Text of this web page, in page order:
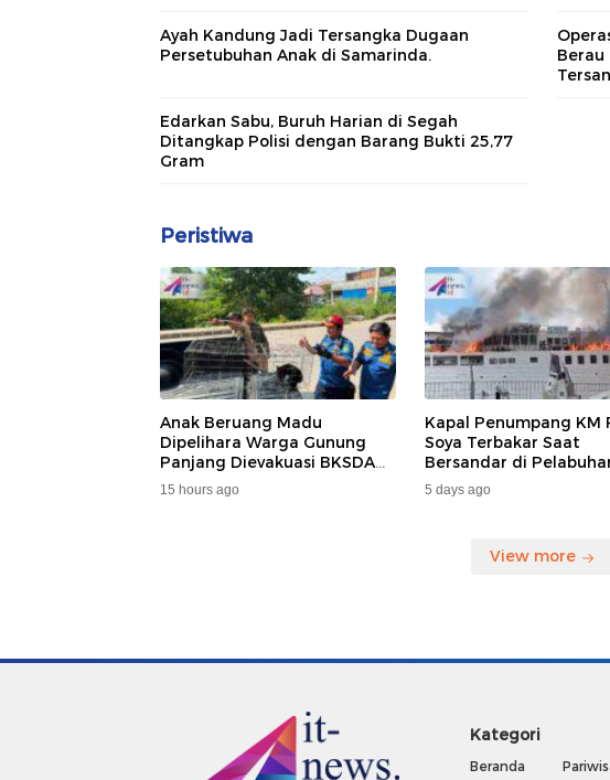
Ayah Kandung Jadi Tersangka Dugaan
Persetubuhan Anak di Samarinda.
Berau
Edarkan Sabu, Buruh Harian di Segah
Ditangkap Polisi dengan Barang Bukti 25,77
Gram
Peristiwa
Anak Beruang Madu
Dipelihara Warga Gunung
Panjang Dievakuasi BKSDA
Dan DAMKAR
15 hours ago
Kapal Penumpang KM
Soya Terbakar Saat
Bersandar di
Samarinda,
Penumpang Dialihkan
5 days ago
View more
Kategori
Beranda